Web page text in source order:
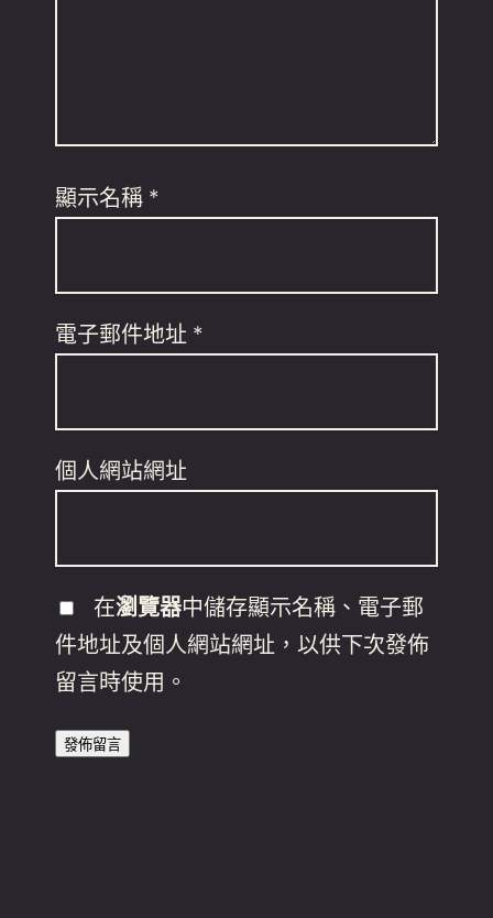
顯示名稱 *
電子郵件地址 *
個人網站網址
在瀏覽器中儲存顯示名稱、電子郵
件地址及個人網站網址，以供下次發佈
留言時使用。